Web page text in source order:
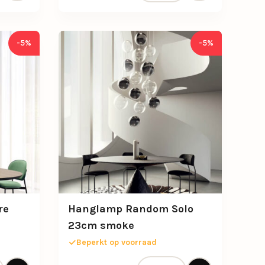
-5% -5%
Hanglamp Random Solo
23cm smoke
Beperkt op voorraad